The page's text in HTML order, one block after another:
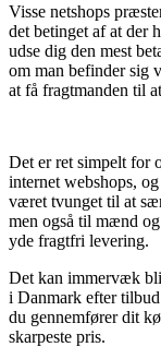
Visse netshops
det betinget af at der
udse dig den mest
om man befinder sig
at få fragtmanden til
Det er ret simpelt for
internet webshops,
været tvunget til at
men også til mænd
yde fragtfri levering.
Det kan immervæk
i Danmark efter
du gennemfører dit
skarpeste pris.